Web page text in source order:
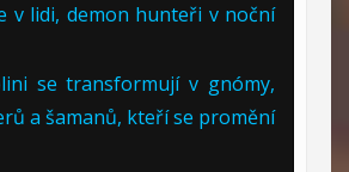
v lidi, demon hunteři v noční
se transformují v gnómy,
a šamanů, kteří se promění